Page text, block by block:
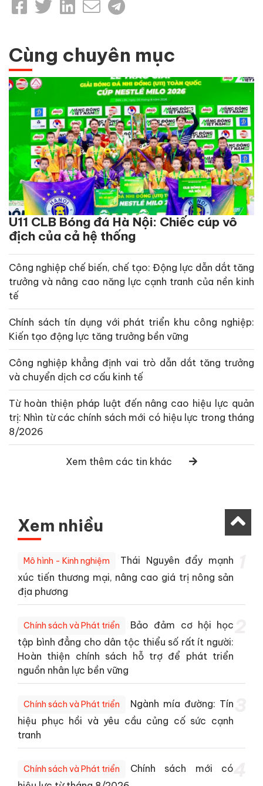
Cùng chuyên mục
U11 CLB Bóng đá Hà Nội: Chiếc cúp vô
địch của cả hệ thống
Công nghiệp chế biến, chế tạo: Động lực dẫn dắt tăng
trưởng và nâng cao năng lực cạnh tranh của nền kinh
tế
Chính sách tín dụng với phát triển khu công nghiệp:
Kiến tạo động lực tăng trưởng bền vững
Công nghiệp khẳng định vai trò dẫn dắt tăng trưởng
và chuyển dịch cơ cấu kinh tế
Từ hoàn thiện pháp luật đến nâng cao hiệu lực quản
trị: Nhìn từ các chính sách mới có hiệu lực trong tháng
8/2026
Xem thêm các tin khác
Xem nhiều
Mô hình - Kinh nghiệm
Thái Nguyên đẩy mạnh
xúc tiến thương mại, nâng cao giá trị nông sản
địa phương
Chính sách và Phát triển
Bảo đảm cơ hội học
tập bình đẳng cho dân tộc thiểu số rất ít người:
Hoàn thiện chính sách hỗ trợ để phát triển
nguồn nhân lực bền vững
Chính sách và Phát triển
Ngành mía đường: Tín
hiệu phục hồi và yêu cầu củng cố sức cạnh
tranh
Chính sách và Phát triển
Chính sách mới có